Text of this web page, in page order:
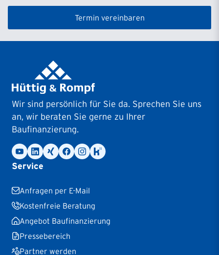
Subbelrather Straße 15a
Filiale Leipzig
Leipzig
Filiale Lüneburg
Auf dem Meere 9
21335 Lüneburg
Filiale Mainz
Badergasse 3
Filiale Mannheim
Hermsheimer Straße 3
68163 Mannheim
Filiale Mönchengladbach
Termin vereinbaren
Wir sind persönlich für Sie da. Sprechen Sie uns
an, wir beraten Sie gerne zu Ihrer
Baufinanzierung.
Service
Anfragen per E-Mail
Kostenfreie Beratung
Angebot Baufinanzierung
Pressebereich
Partner werden